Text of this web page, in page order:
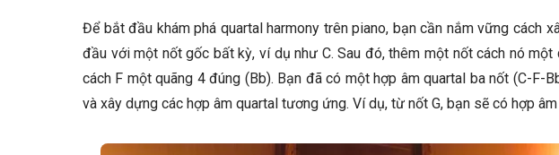
Để bắt đầu khám phá quartal harmony trên piano, bạn cần nắm vững cách
đầu với một nốt gốc bất kỳ, ví dụ như C. Sau đó, thêm một nốt cách nó
cách F một quãng 4 đúng (Bb). Bạn đã có một hợp âm quartal ba nốt (C-F-
và xây dựng các hợp âm quartal tương ứng. Ví dụ, từ nốt G, bạn sẽ có hợp âm